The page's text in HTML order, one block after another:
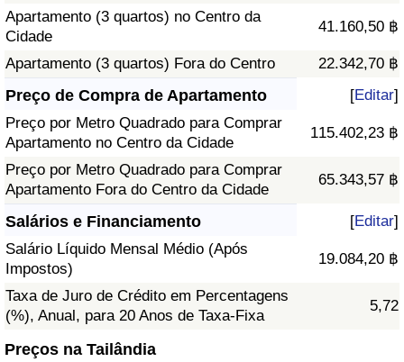
Apartamento (3 quartos) no Centro da
Cidade
41.160,50 ฿
Apartamento (3 quartos) Fora do Centro 22.342,70 ฿
Preço de Compra de Apartamento [Editar]
Preço por Metro Quadrado para Comprar
Apartamento no Centro da Cidade
115.402,23 ฿
Preço por Metro Quadrado para Comprar
Apartamento Fora do Centro da Cidade
65.343,57 ฿
Salários e Financiamento [Editar]
Salário Líquido Mensal Médio (Após
Impostos)
19.084,20 ฿
Taxa de Juro de Crédito em Percentagens
(%), Anual, para 20 Anos de Taxa-Fixa
5,72
Preços na Tailândia